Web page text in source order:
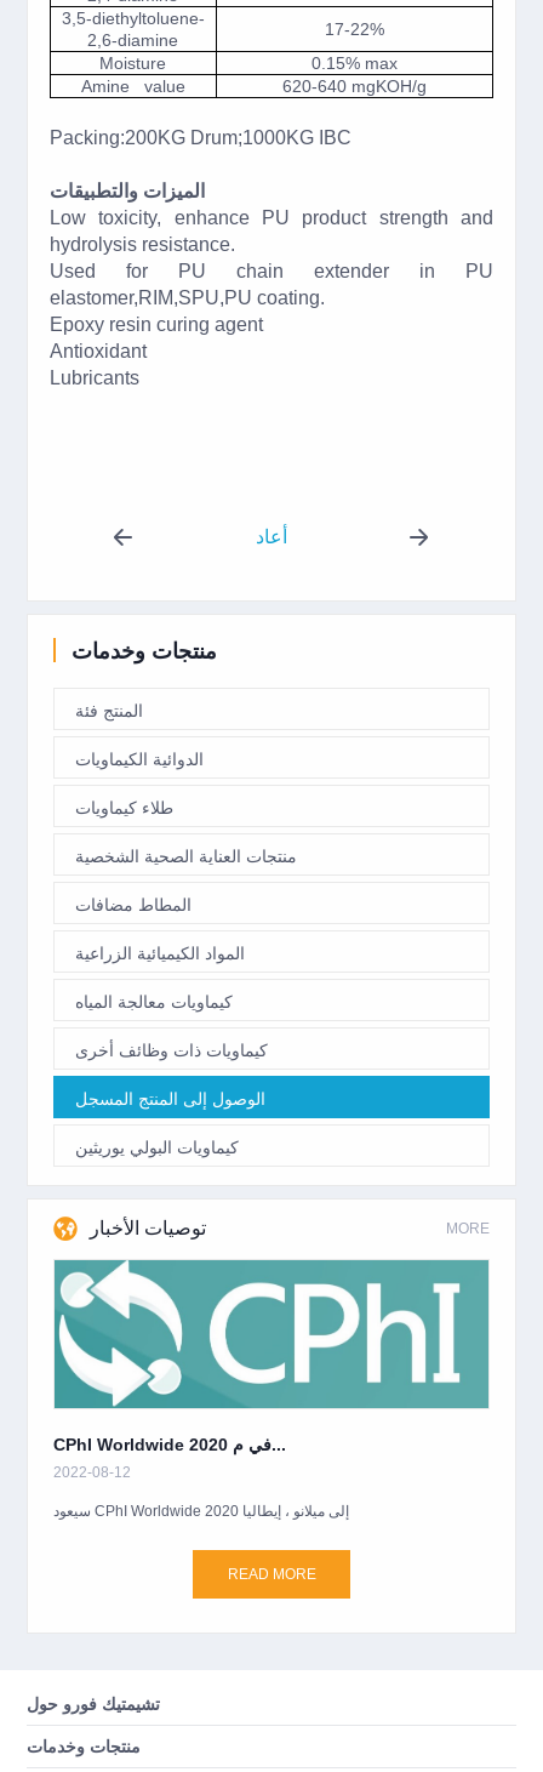
3,5-diethyltoluene-
2,6-diamine
17-22%
Moisture
0.15% max
Amine value
620-640 mgKOH/g
Packing:200KG Drum;1000KG IBC
الميزات والتطبيقات
Low toxicity, enhance PU product strength and
hydrolysis resistance.
Used for PU chain extender in PU
elastomer,RIM,SPU,PU coating.
Epoxy resin curing agent
Antioxidant
Lubricants
أعاد
منتجات وخدمات
المنتج فئة
الدوائية الكيماويات
طلاء كيماويات
منتجات العناية الصحية الشخصية
المطاط مضافات
المواد الكيميائية الزراعية
كيماويات معالجة المياه
كيماويات ذات وظائف أخرى
الوصول إلى المنتج المسجل
كيماويات البولي يوريثين
توصيات الأخبار MORE
CPhI Worldwide 2020 في م...
2022-08-12
سيعود CPhI Worldwide 2020 إلى ميلانو ، إيطاليا
READ MORE
تشيمتيك فورو حول
منتجات وخدمات